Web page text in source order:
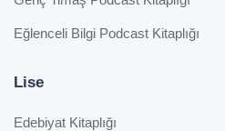
Eğlenceli Bilgi Podcast Kitaplığı
Lise
Edebiyat Kitaplığı